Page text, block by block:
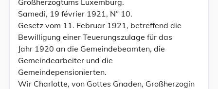
Großherzogtums Luxemburg.
Samedi, 19 février 1921, N° 10.
Gesetz vom 11. Februar 1921, betreffend die
Bewilligung einer Teuerungszulage für das
Jahr 1920 an die Gemeindebeamten, die
Gemeindearbeiter und die
Gemeindepensionierten.
Wir Charlotte, von Gottes Gnaden, Großherzogin